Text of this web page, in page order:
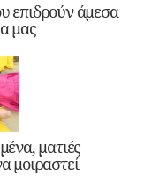
επιδρούν άμεσα
μας
ματιές
μοιραστεί